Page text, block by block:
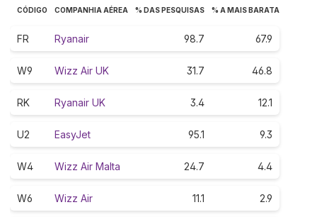
CÓDIGO COMPANHIA AÉREA % DAS PESQUISAS % A MAIS BARATA
FR Ryanair 98.7 67.9
W9 Wizz Air UK 31.7 46.8
RK Ryanair UK 3.4 12.1
U2 EasyJet 95.1 9.3
W4 Wizz Air Malta 24.7 4.4
W6 Wizz Air 11.1 2.9